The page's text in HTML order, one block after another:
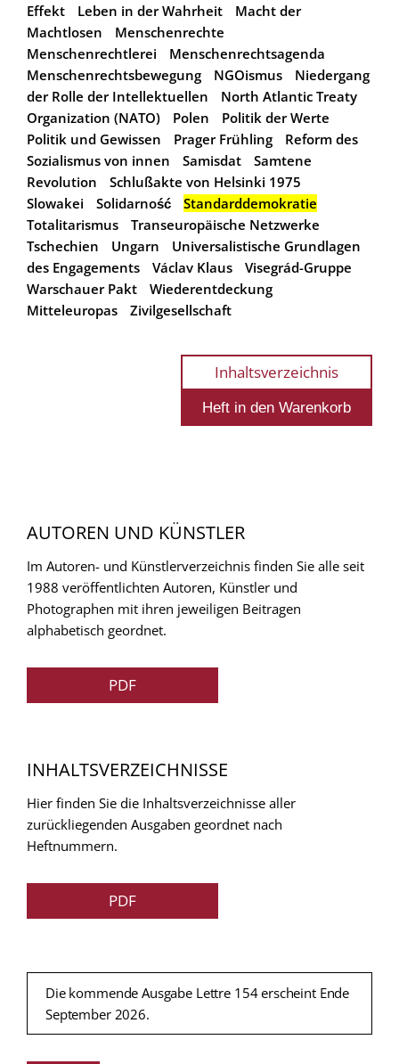
Effekt
Leben in der Wahrheit
Macht der
Machtlosen
Menschenrechte
Menschenrechtlerei
Menschenrechtsagenda
Menschenrechtsbewegung
NGOismus
Niedergang
der Rolle der Intellektuellen
North Atlantic Treaty
Organization (NATO)
Polen
Politik der Werte
Politik und Gewissen
Prager Frühling
Reform des
Sozialismus von innen
Samisdat
Samtene
Revolution
Schlußakte von Helsinki 1975
Slowakei
Solidarność
Standarddemokratie
Totalitarismus
Transeuropäische Netzwerke
Tschechien
Ungarn
Universalistische Grundlagen
des Engagements
Václav Klaus
Visegrád-Gruppe
Warschauer Pakt
Wiederentdeckung
Mitteleuropas
Zivilgesellschaft
Inhaltsverzeichnis
AUTOREN UND KÜNSTLER
Im Autoren- und Künstlerverzeichnis finden Sie alle seit
1988 veröffentlichten Autoren, Künstler und
Photographen mit ihren jeweiligen Beitragen
alphabetisch geordnet.
PDF
INHALTSVERZEICHNISSE
Hier finden Sie die Inhaltsverzeichnisse aller
zurückliegenden Ausgaben geordnet nach
Heftnummern.
PDF
Die kommende Ausgabe Lettre 154 erscheint Ende
September 2026.